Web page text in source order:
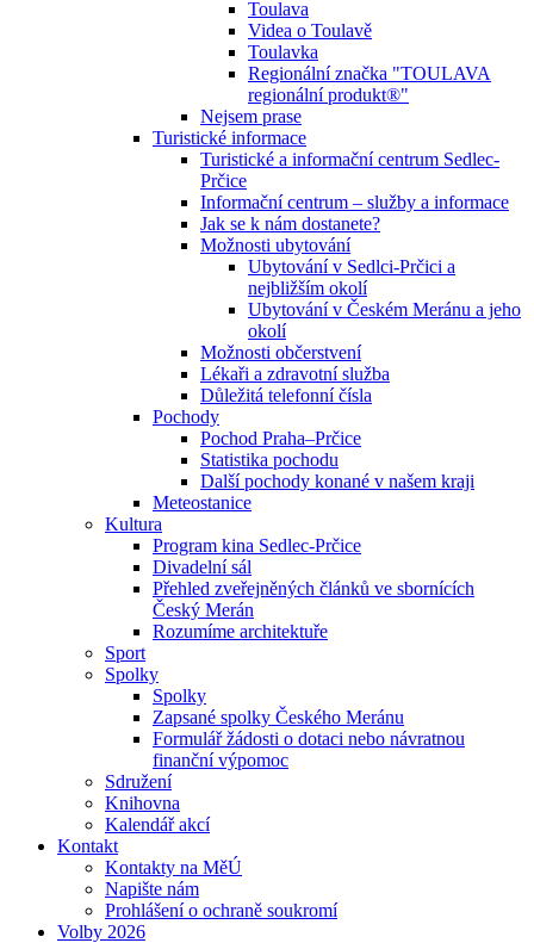
Toulava
Videa o Toulavě
Toulavka
Regionální značka "TOULAVA
regionální produkt®"
Nejsem prase
Turistické informace
Turistické a informační centrum Sedlec-
Prčice
Informační centrum – služby a informace
Jak se k nám dostanete?
Možnosti ubytování
Ubytování v Sedlci-Prčici a
nejbližším okolí
Ubytování v Českém Meránu a jeho
okolí
Možnosti občerstvení
Lékaři a zdravotní služba
Důležitá telefonní čísla
Pochody
Pochod Praha–Prčice
Statistika pochodu
Další pochody konané v našem kraji
Meteostanice
Kultura
Program kina Sedlec-Prčice
Divadelní sál
Přehled zveřejněných článků ve sbornících
Český Merán
Rozumíme architektuře
Sport
Spolky
Spolky
Zapsané spolky Českého Meránu
Formulář žádosti o dotaci nebo návratnou
finanční výpomoc
Sdružení
Knihovna
Kalendář akcí
Kontakt
Kontakty na MěÚ
Napište nám
Prohlášení o ochraně soukromí
Volby 2026